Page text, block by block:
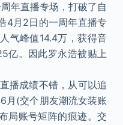
年直播专场，打破了自
4月2日的一周年直播专
气峰值14.4万，获得音
亿。因此罗永浩被贴上
播成绩不错，从可以追
月(交个朋友潮流女装账
局账号矩阵的痕迹。交